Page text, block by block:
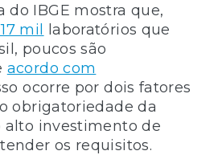
do IBGE mostra que,
mil
laboratórios que
poucos são
acordo com
ocorre por dois fatores
obrigatoriedade da
alto investimento de
os requisitos.